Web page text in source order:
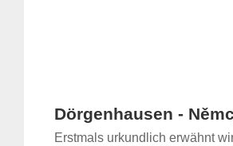
Dörgenhausen -
Erstmals urkundlich erwähnt